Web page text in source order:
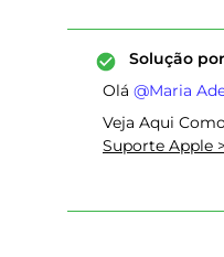
Solução por
Olá ​ @Maria
Veja Aqui
Suporte Apple >